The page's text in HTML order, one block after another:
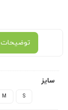
توضیحات
سایز
S
M